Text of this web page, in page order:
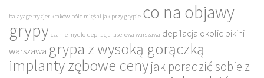
balayage fryzjer kraków bóle mięśni jak przy grypie co na objawy
grypy czarne mydło depilacja laserowa warszawa depilacja okolic bikini
warszawa grypa z wysoką gorączką
implanty zębowe cenyjak poradzić sobie z